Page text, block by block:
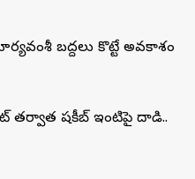
బద్దలు కొట్టే అవకాశం
తర్వాత షకీబ్‌ ఇంటిపై దాడి..